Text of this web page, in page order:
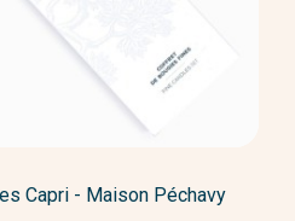
Capri - Maison Péchavy